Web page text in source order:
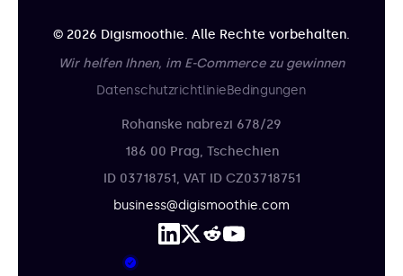
© 2026 Digismoothie. Alle Rechte vorbehalten.
Wir helfen Ihnen, im E-Commerce zu gewinnen
DatenschutzrichtlinieBedingungen
Rohanske nabrezi 678/29
186 00 Prag, Tschechien
ID 03718751, VAT ID CZ03718751
business@digismoothie.com